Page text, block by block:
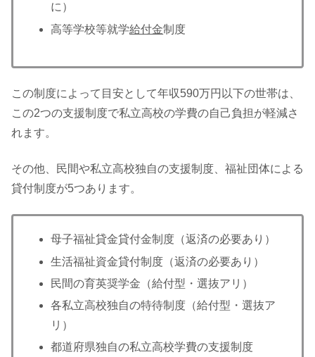
に）
高等学校等就学給付金制度
この制度によって目安として年収590万円以下の世帯は、
この2つの支援制度で私立高校の学費の自己負担が軽減さ
れます。
その他、民間や私立高校独自の支援制度、福祉団体による
貸付制度が5つあります。
母子福祉貸金貸付金制度（返済の必要あり）
生活福祉資金貸付制度（返済の必要あり）
民間の育英奨学金（給付型・選抜アリ）
各私立高校独自の特待制度（給付型・選抜ア
リ）
都道府県独自の私立高校学費の支援制度